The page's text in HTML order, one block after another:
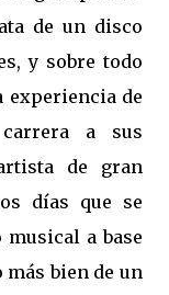
de un disco
y sobre todo
experiencia de
a sus
de gran
días que se
a base
bien de un